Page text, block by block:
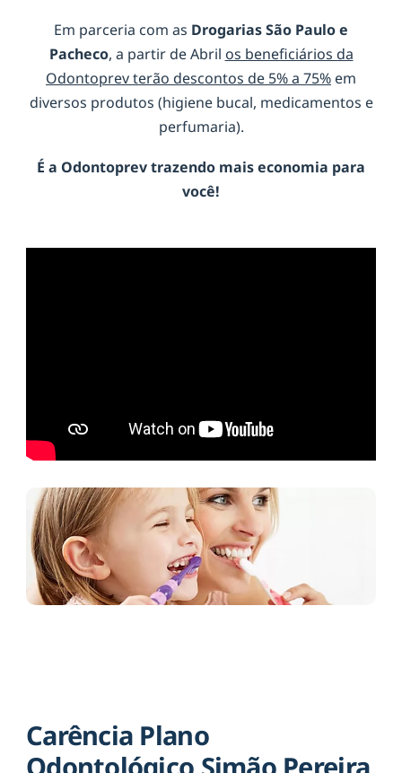
Em parceria com as Drogarias São Paulo e
Pacheco, a partir de Abril os beneficiários da
Odontoprev terão descontos de 5% a 75% em
diversos produtos (higiene bucal, medicamentos e
perfumaria).
É a Odontoprevtrazendo mais economia para
você!
Carência Plano
Odontológico Simão Pereira